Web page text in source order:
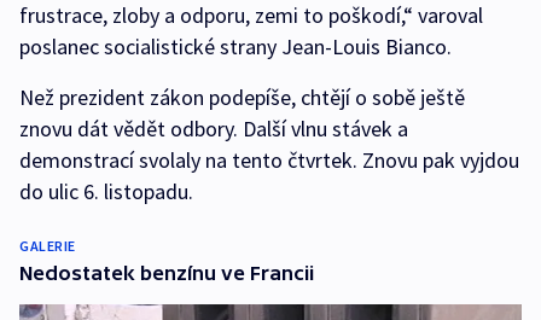
frustrace, zloby a odporu, zemi to poškodí,“ varoval
poslanec socialistické strany Jean-Louis Bianco.
Než prezident zákon podepíše, chtějí o sobě ještě
znovu dát vědět odbory. Další vlnu stávek a
demonstrací svolaly na tento čtvrtek. Znovu pak vyjdou
do ulic 6. listopadu.
GALERIE
Nedostatek benzínu ve Francii